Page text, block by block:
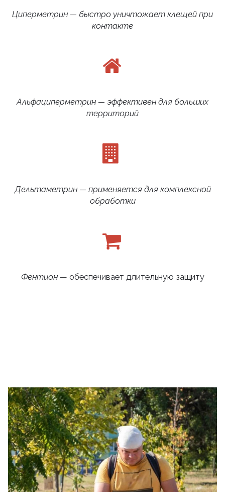
Циперметрин — быстро уничтожает клещей при
контакте
Альфациперметрин — эффективен для больших
территорий
Дельтаметрин — применяется для комплексной
обработки
Фентион— обеспечивает длительную защиту